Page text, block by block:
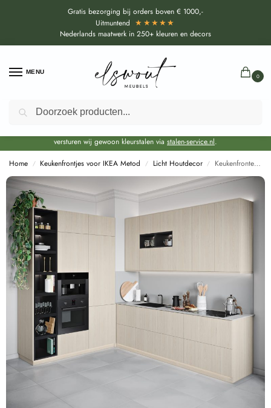
Gratis bezorging bij orders boven € 1000,-
Uitmuntend ★★★★★
Nederlands maatwerk in 250+ kleuren en decors
MENU
0
Door de bouwvakperiode geldt voor alle collecties momenteel een EXTRA
levertijd van circa 3-4 weken bovenop de reguliere levertijd.
versturen wij gewoon kleurstalen via stalen-service.nl.
Home / Keukenfrontjes voor IKEA Metod / Licht Houtdecor / Keukenfronten Nordic Teak (R50094 NW) voor IKEA Metod